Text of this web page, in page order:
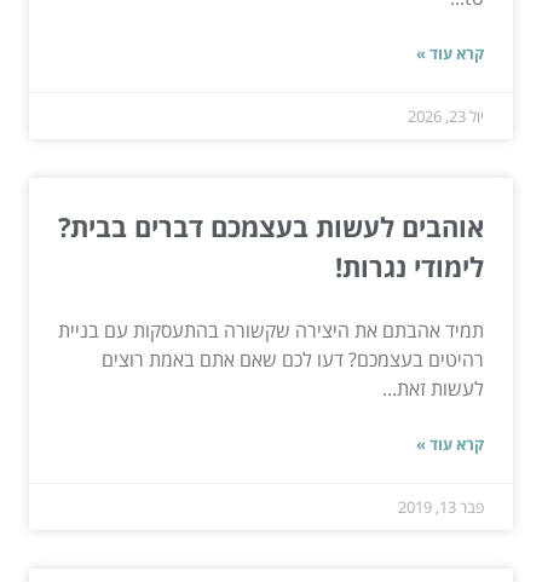
קרא עוד »
יול 23, 2026
אוהבים לעשות בעצמכם דברים בבית?
לימודי נגרות!
תמיד אהבתם את היצירה שקשורה בהתעסקות עם בניית
רהיטים בעצמכם? דעו לכם שאם אתם באמת רוצים
לעשות זאת...
קרא עוד »
פבר 13, 2019